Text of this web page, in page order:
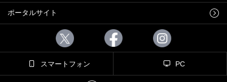
ポータルサイト
スマートフォン PC